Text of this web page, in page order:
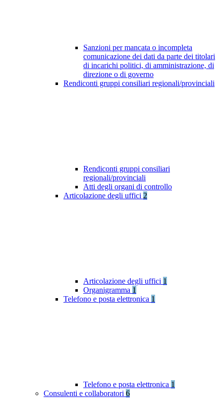
Sanzioni per mancata o incompleta
comunicazione dei dati da parte dei titolari
di incarichi politici, di amministrazione, di
direzione o di governo
Rendiconti gruppi consiliari regionali/provinciali
Rendiconti gruppi consiliari
regionali/provinciali
Atti degli organi di controllo
Articolazione degli uffici 2
Articolazione degli uffici 1
Organigramma 1
Telefono e posta elettronica 1
Telefono e posta elettronica 1
Consulenti e collaboratori 6